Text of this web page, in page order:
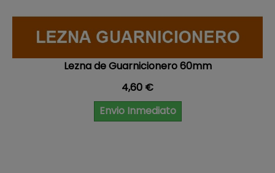
Lezna de Guarnicionero 60mm
Precio
4,60 €
Envio Inmediato